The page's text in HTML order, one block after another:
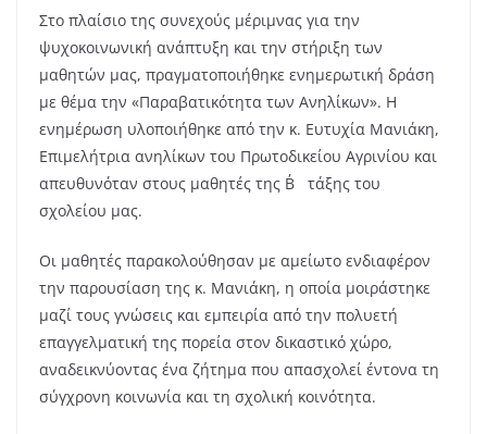
Στο πλαίσιο της συνεχούς μέριμνας για την
ψυχοκοινωνική ανάπτυξη και την στήριξη των
μαθητών μας, πραγματοποιήθηκε ενημερωτική δράση
με θέμα την «Παραβατικότητα των Ανηλίκων». Η
ενημέρωση υλοποιήθηκε από την κ. Ευτυχία Μανιάκη,
Επιμελήτρια ανηλίκων του Πρωτοδικείου Αγρινίου και
απευθυνόταν στους μαθητές της Β΄ τάξης του
σχολείου μας.
Οι μαθητές παρακολούθησαν με αμείωτο ενδιαφέρον
την παρουσίαση της κ. Μανιάκη, η οποία μοιράστηκε
μαζί τους γνώσεις και εμπειρία από την πολυετή
επαγγελματική της πορεία στον δικαστικό χώρο,
αναδεικνύοντας ένα ζήτημα που απασχολεί έντονα τη
σύγχρονη κοινωνία και τη σχολική κοινότητα.